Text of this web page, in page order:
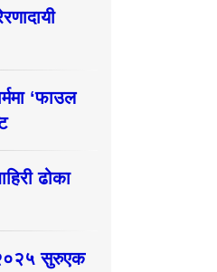
‘फाउल
ढोका
सुरुएक